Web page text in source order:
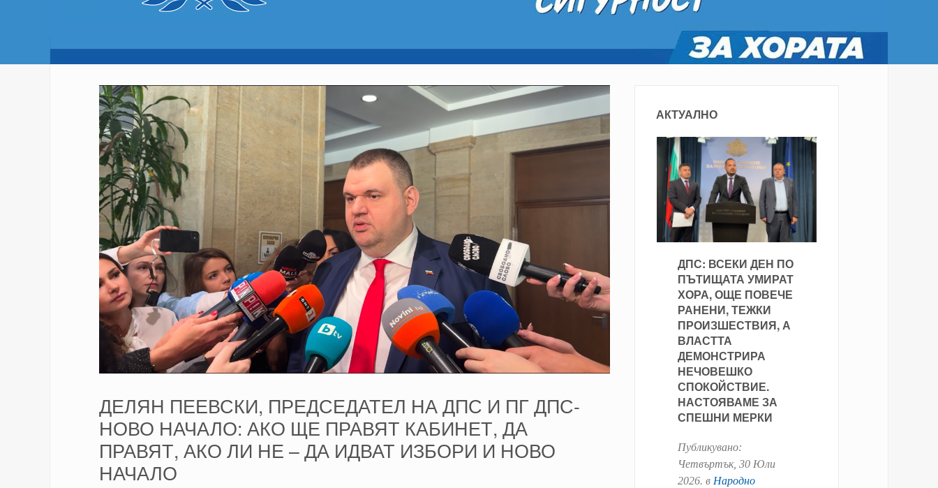
ДЕЛЯН ПЕЕВСКИ, ПРЕДСЕДАТЕЛ НА ДПС И ПГ ДПС-
НОВО НАЧАЛО: АКО ЩЕ ПРАВЯТ КАБИНЕТ, ДА
ПРАВЯТ, АКО ЛИ НЕ – ДА ИДВАТ ИЗБОРИ И НОВО
НАЧАЛО
АКТУАЛНО
ДПС: ВСЕКИ ДЕН ПО
ПЪТИЩАТА УМИРАТ
ХОРА, ОЩЕ ПОВЕЧЕ
РАНЕНИ, ТЕЖКИ
ПРОИЗШЕСТВИЯ, А
ВЛАСТТА
ДЕМОНСТРИРА
НЕЧОВЕШКО
СПОКОЙСТВИЕ.
НАСТОЯВАМЕ ЗА
СПЕШНИ МЕРКИ
Публикувано:
Четвъртък, 30 Юли
2026. в Народно